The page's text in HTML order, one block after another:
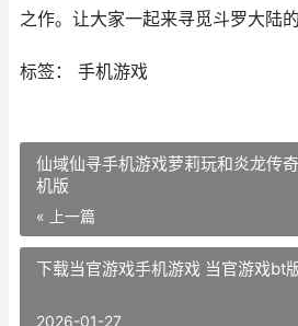
之作。让大家一起来寻觅斗罗大陆的
标签： 手机游戏
仙域仙寻手机游戏萝莉玩和炎龙传
机版
« 上一篇
下载当官游戏手机游戏 当官游戏bt
2026-01-27